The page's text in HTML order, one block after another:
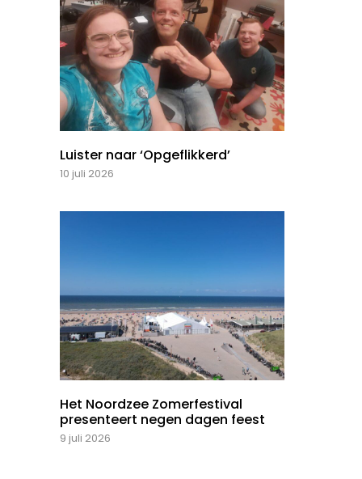
Luister naar ‘Opgeflikkerd’
10 juli 2026
Het Noordzee Zomerfestival
presenteert negen dagen feest
9 juli 2026